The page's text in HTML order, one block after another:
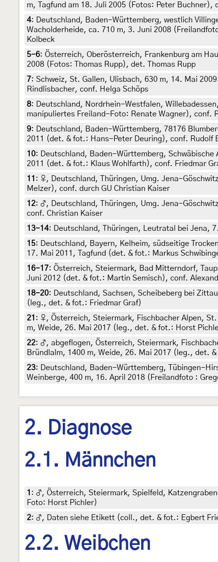
m, Tagfund am 18. Juli 2005 (Fotos: Peter Buchner),
4:
Deutschland, Baden-Württemberg, westlich
Wacholderheide, ca. 710 m, 3. Juni 2008
Kolbeck
5-6: Österreich, Oberösterreich, Frankenburg am
2008 (Fotos: Thomas Rupp), det. Thomas Rupp
7: Schweiz, St. Gallen, Ulisbach, 630 m, 14. Mai
Rindlisbacher, conf. Helga Schöps
8:
Deutschland, Nordrhein-Westfalen,
manipuliertes Freiland-Foto: Renate Wagner), conf.
9:
Deutschland, Baden-Württemberg, 78176
2011 (det. & fot.: Hans-Peter Deuring), conf. Rudolf
10:
Deutschland, Baden-Württemberg,
2011 (det. & fot.: Klaus Wohlfarth), conf. Friedmar
11 : ♀, Deutschland, Thüringen, Umg. Jena-
Melzer), conf. durch GU Christian Kaiser
12: ♂, Deutschland, Thüringen, Umg. Jena-
conf. Christian Kaiser
13-14:
Deutschland, Thüringen, Leutratal bei Jena,
15:
Deutschland, Bayern, Kelheim, südseitige
17. Mai 2011, Tagfund (det. & fot.: Markus
16-17: Österreich, Steiermark, Bad Mitterndorf,
Juni 2012 (det. & fot.: Martin Semisch), conf.
18-20:
Deutschland, Sachsen, Scheibeberg bei
(leg., det. & fot.: Friedmar Graf)
21 : ♀, Österreich, Steiermark, Fischbacher Alpen,
m, Weide, 26. Mai 2017 (leg., det. & fot.: Horst
22: ♂, abgeflogen, Österreich, Steiermark,
Bründlalm, 1400 m, Weide, 26. Mai 2017 (leg., det.
23:
Deutschland, Baden-Württemberg, Tübingen-
Weinberge, 400 m, 16. April 2018 (Freilandfoto :
2. Diagnose
2.1. Männchen
1 : ♂, Österreich, Steiermark, Spielfeld,
Foto: Horst Pichler)
2: ♂, Daten siehe Etikett (coll., det. & fot.: Egbert
2.2. Weibchen